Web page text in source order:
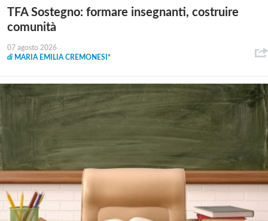
TFA Sostegno: formare insegnanti, costruire
comunità
07 agosto 2026
di MARIA EMILIA CREMONESI*